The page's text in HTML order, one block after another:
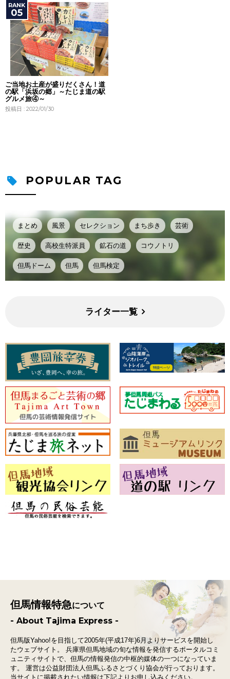
ご当地お土産が盛りだくさん！道
の駅「浜坂の郷」～たじま道の駅
グルメ旅④～
投稿日 : 2022/01/30
POPULAR TAG
まとめ 風景 セレクション まち歩き 芸術
歴史 高校生特派員 鉱石の道 コウノトリ
但馬ドーム 但馬 但馬検定
ライター一覧
但馬情報特急について
- About Tajima Express -
但馬版Yahoo!を目指して2005年(平成17年)6月よりサービスを開始し
たウェブサイト。
兵庫県但馬地域の旬な情報を発信するポータルコミ
ュニティサイトで、 但馬の情報発信の中枢的媒体の一つになっていま
す。
運営は公益財団法人但馬ふるさとづくり協会が行っております。
当サイトに掲載されたい情報は下記よりお申し込みください。